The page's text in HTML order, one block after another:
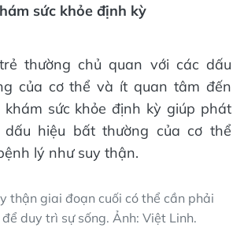
sức khỏe định kỳ
thường chủ quan với các dấu
của cơ thể và ít quan tâm đến
khám sức khỏe định kỳ giúp phát
dấu hiệu bất thường của cơ thể
lý như suy thận.
thận giai đoạn cuối có thể cần phải
duy trì sự sống. Ảnh: Việt Linh.